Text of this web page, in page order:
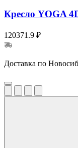
Кресло YOGA
120371.9 ₽
Доставка по